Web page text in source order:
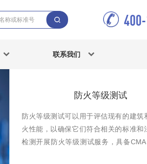
联系我们
防火等级测试
防火等级测试可以用于评估现有的建筑
火性能，以确保它们符合相关的标准和
检测开展防火等级测试服务，具备CMA